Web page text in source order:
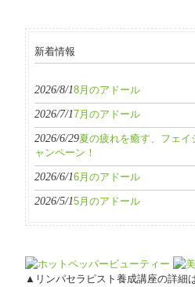
新着情報
2026/8/18月のアドール
2026/7/1 7月のアドール
2026/6/29夏の疲れを癒す、フェイ
ャンペーン！
2026/6/16月のアドール
2026/5/15月のアドール
▲リンパセラピスト養成講座の詳細